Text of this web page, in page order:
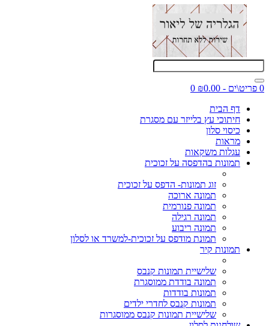
0 פריט\ים - ₪0.00
0
דף הבית
חיתוכי עץ בלייזר עם מסגרת
כיסוי סלון
מראות
עגלות משקאות
תמונות בהדפסה על זכוכית
זוג תמונות- הדפס על זכוכית
תמונה ארוכה
תמונה פנורמית
תמונה רגילה
תמונה ריבוע
תמונת מודפס על זכוכית-למשרד או לסלון
תמונות קיר
שלישיית תמונות קנבס
תמונה בודדת ממוסגרת
תמונות בודדות
תמונות קנבס לחדרי ילדים
שלישיית תמונות קנבס ממוסגרות